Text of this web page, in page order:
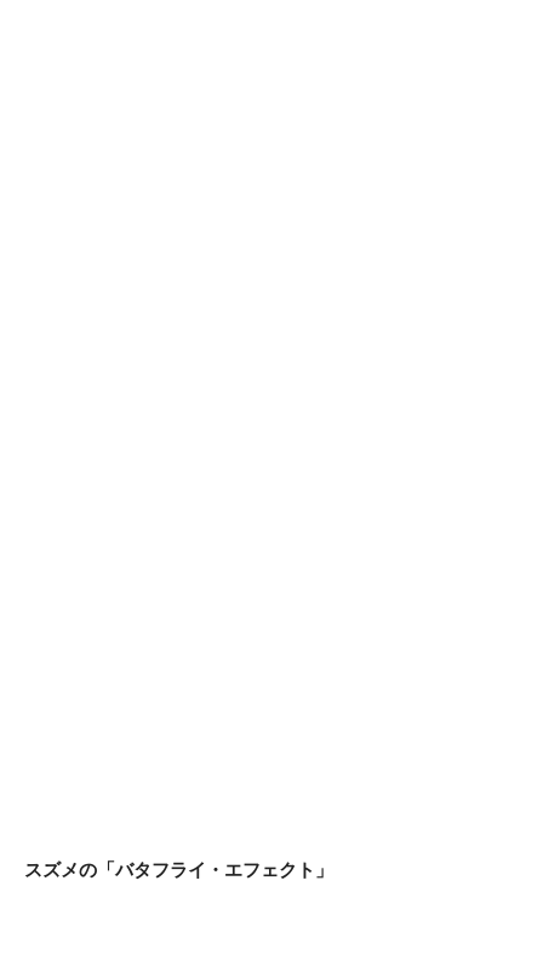
スズメの「バタフライ・エフェクト」